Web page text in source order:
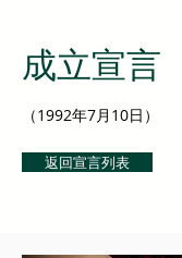
成立宣言
（1992年7月10日）
返回宣言列表